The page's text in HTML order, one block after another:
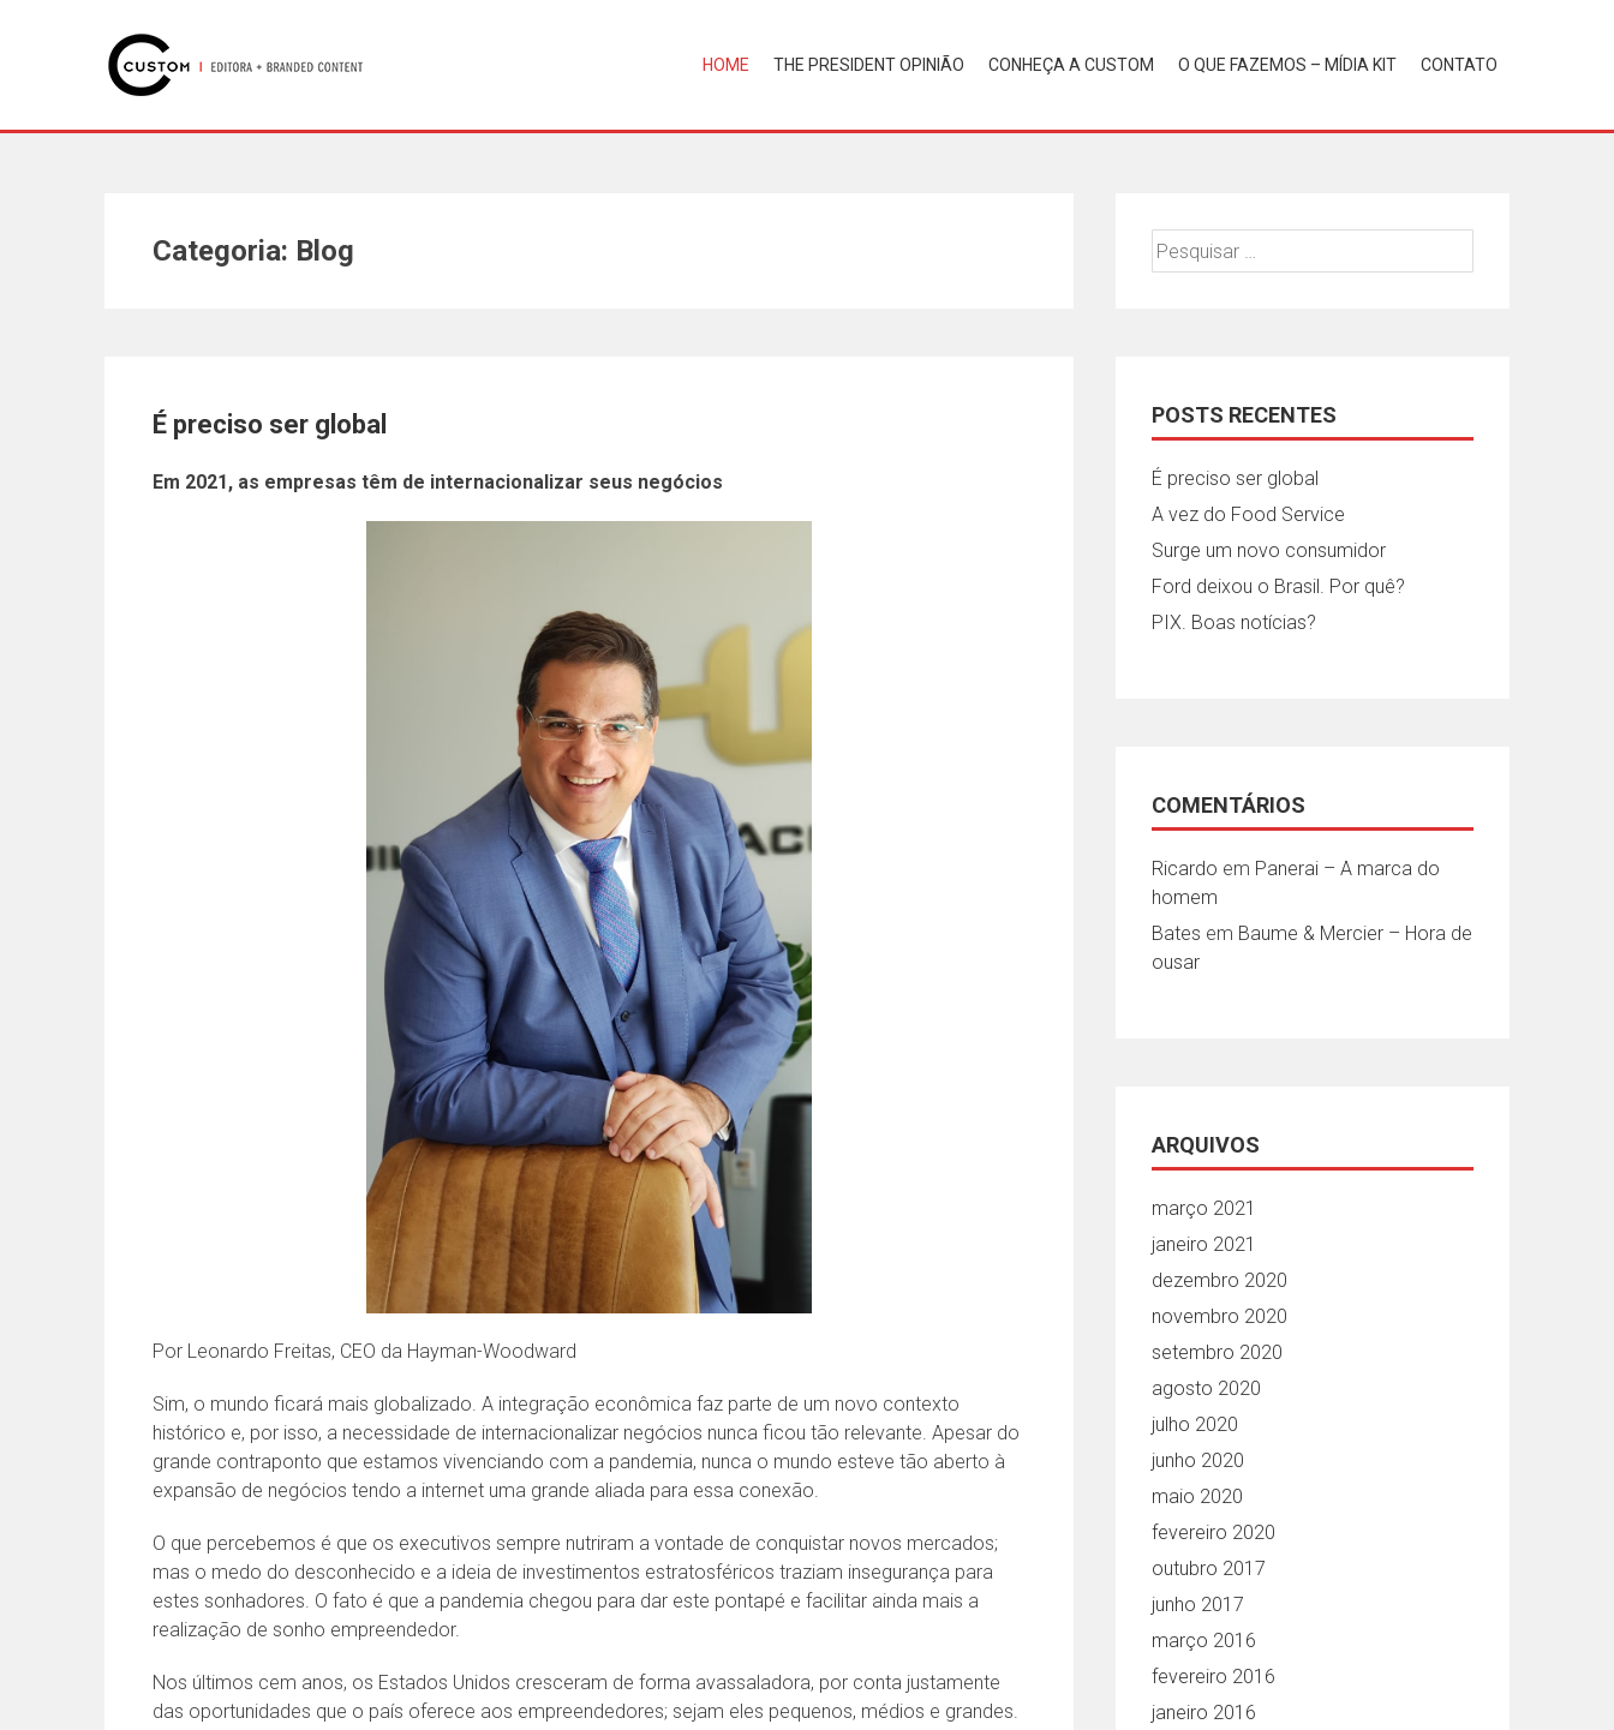
HOME THE PRESIDENT OPINIÃO CONHEÇA A CUSTOM O QUE FAZEMOS – MÍDIA KIT CONTATO
Categoria: Blog
É preciso ser global
Em 2021, as empresas têm de internacionalizar seus negócios
Por Leonardo Freitas, CEO da Hayman-Woodward
Sim, o mundo ficará mais globalizado. A integração econômica faz parte de um novo contexto
histórico e, por isso, a necessidade de internacionalizar negócios nunca ficou tão relevante. Apesar do
grande contraponto que estamos vivenciando com a pandemia, nunca o mundo esteve tão aberto à
expansão de negócios tendo a internet uma grande aliada para essa conexão.
O que percebemos é que os executivos sempre nutriram a vontade de conquistar novos mercados;
mas o medo do desconhecido e a ideia de investimentos estratosféricos traziam insegurança para
estes sonhadores. O fato é que a pandemia chegou para dar este pontapé e facilitar ainda mais a
realização de sonho empreendedor.
Nos últimos cem anos, os Estados Unidos cresceram de forma avassaladora, por conta justamente
das oportunidades que o país oferece aos empreendedores; sejam eles pequenos, médios e grandes.
Pesquisar
por:
POSTS RECENTES
É preciso ser global
A vez do Food Service
Surge um novo consumidor
Ford deixou o Brasil. Por quê?
PIX. Boas notícias?
COMENTÁRIOS
Ricardo em Panerai – A marca do
homem
Bates em Baume & Mercier – Hora de
ousar
ARQUIVOS
março 2021
janeiro 2021
dezembro 2020
novembro 2020
setembro 2020
agosto 2020
julho 2020
junho 2020
maio 2020
fevereiro 2020
outubro 2017
junho 2017
março 2016
fevereiro 2016
janeiro 2016